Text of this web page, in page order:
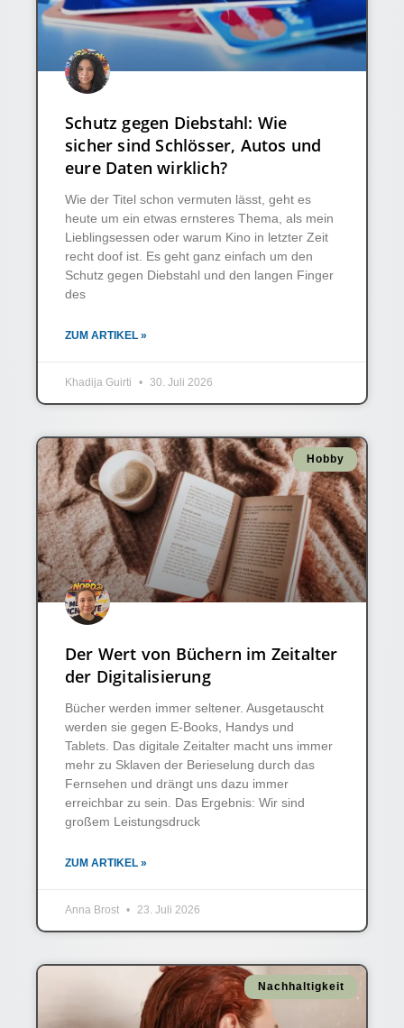
Schutz gegen Diebstahl: Wie
sicher sind Schlösser, Autos und
eure Daten wirklich?
Wie der Titel schon vermuten lässt, geht es
heute um ein etwas ernsteres Thema, als mein
Lieblingsessen oder warum Kino in letzter Zeit
recht doof ist. Es geht ganz einfach um den
Schutz gegen Diebstahl und den langen Finger
des
ZUM ARTIKEL »
Khadija Guirti 30. Juli 2026
Hobby
Der Wert von Büchern im Zeitalter
der Digitalisierung
Bücher werden immer seltener. Ausgetauscht
werden sie gegen E-Books, Handys und
Tablets. Das digitale Zeitalter macht uns immer
mehr zu Sklaven der Berieselung durch das
Fernsehen und drängt uns dazu immer
erreichbar zu sein. Das Ergebnis: Wir sind
großem Leistungsdruck
ZUM ARTIKEL »
Anna Brost 23. Juli 2026
Nachhaltigkeit